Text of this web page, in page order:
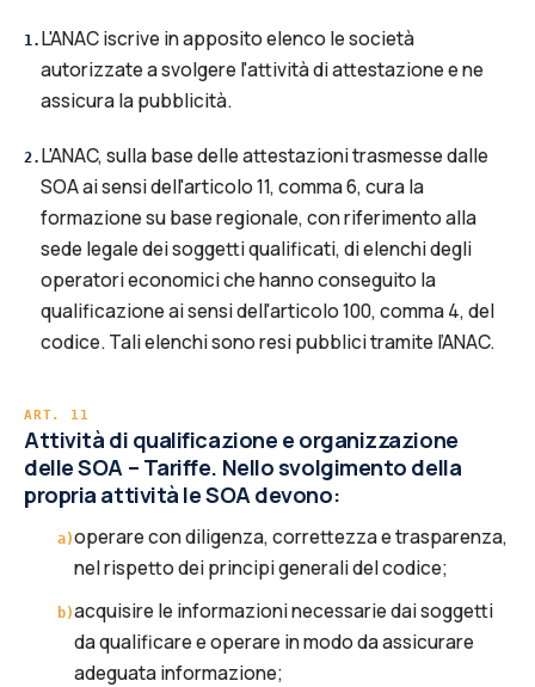
1. L'ANAC iscrive in apposito elenco le società
autorizzate a svolgere l'attività di attestazione e ne
assicura la pubblicità.
2. L'ANAC, sulla base delle attestazioni trasmesse dalle
SOA ai sensi dell'articolo 11, comma 6, cura la
formazione su base regionale, con riferimento alla
sede legale dei soggetti qualificati, di elenchi degli
operatori economici che hanno conseguito la
qualificazione ai sensi dell'articolo 100, comma 4, del
codice. Tali elenchi sono resi pubblici tramite l’ANAC.
ART. 11
Attività di qualificazione e organizzazione
delle SOA – Tariffe. Nello svolgimento della
propria attività le SOA devono:
a)operare con diligenza, correttezza e trasparenza,
nel rispetto dei principi generali del codice;
b)acquisire le informazioni necessarie dai soggetti
da qualificare e operare in modo da assicurare
adeguata informazione;